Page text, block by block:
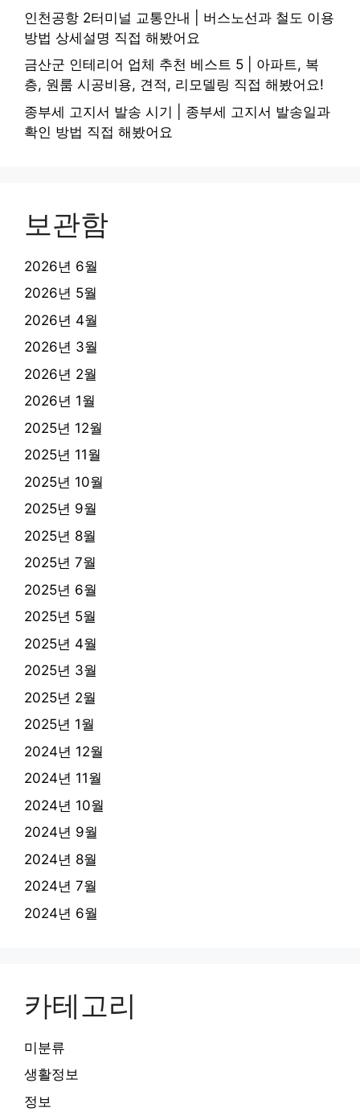
인천공항 2터미널 교통안내 | 버스노선과 철도 이용
방법 상세설명 직접 해봤어요
금산군 인테리어 업체 추천 베스트 5 | 아파트, 복
층, 원룸 시공비용, 견적, 리모델링 직접 해봤어요!
종부세 고지서 발송 시기 | 종부세 고지서 발송일과
확인 방법 직접 해봤어요
보관함
2026년 6월
2026년 5월
2026년 4월
2026년 3월
2026년 2월
2026년 1월
2025년 12월
2025년 11월
2025년 10월
2025년 9월
2025년 8월
2025년 7월
2025년 6월
2025년 5월
2025년 4월
2025년 3월
2025년 2월
2025년 1월
2024년 12월
2024년 11월
2024년 10월
2024년 9월
2024년 8월
2024년 7월
2024년 6월
카테고리
미분류
생활정보
정보